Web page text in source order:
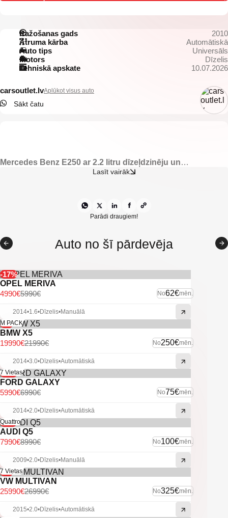
Ražošanas gads
2010
Ātruma kārba
Automātiskā
Auto tips
Universāls
Motors
Dīzelis
Tehniskā apskate
10.07.2026
carsoutlet.lvAplūkot visus auto
Sākt čatu
Mercedes Benz E250 ar 2.2 litru dīzeļdzinēju un
automātisko transmisiju. 150 kW.
-Puselektriski regulējamas priekšējās sēdvietas.
-Elektriski vadāmi sānu spoguļi.
-Automātiskās dienas gaismas.
-Kruīzkontrole.
-Xenon.
-Klimatkontrole.
-Multifunkcionāla stūre.
-Vieglmetāla diski ar labām riepām.
-U.C. ekstras.
Lasīt vairāk
Parādi draugiem!
Auto no šī pārdevēja
-17%
OPEL MERIVA
No62€mēn.
5990€
4990€
2014•1.6•Dīzelis•Manuālā
-9%
M PACK
BMW X5
No250€mēn.
21990€
19990€
2014•3.0•Dīzelis•Automātiskā
-14%
7 Vietas
FORD GALAXY
No75€mēn.
6990€
5990€
2014•2.0•Dīzelis•Automātiskā
-11%
Quattro
AUDI Q5
No100€mēn.
8990€
7990€
2009•2.0•Dīzelis•Manuālā
-4%
7 Vietas
VW MULTIVAN
No325€mēn.
26990€
25990€
2015•2.0•Dīzelis•Automātiskā